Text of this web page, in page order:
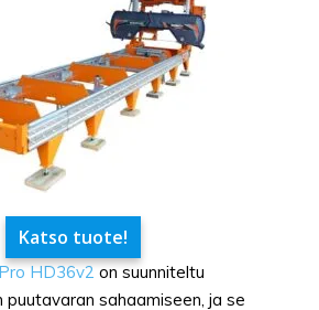
Katso tuote!
HD36v2 on suunniteltu
sahaamiseen, ja se